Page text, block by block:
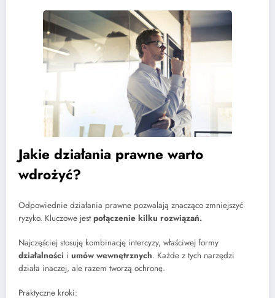
Jakie działania prawne warto
wdrożyć?
Odpowiednie działania prawne pozwalają znacząco zmniejszyć
ryzyko. Kluczowe jestpołączenie kilku rozwiązań.
Najczęściej stosuję kombinację intercyzy, właściwej formy
działalności i umów wewnętrznych. Każde z tych narzędzi
działa inaczej, ale razem tworzą ochronę.
Praktyczne kroki: